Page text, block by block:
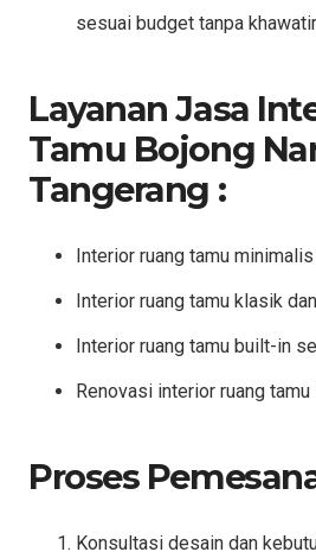
sesuai budget tanpa
Layanan Jasa
Tamu Bojong
Tangerang :
Interior ruang tamu
Interior ruang tamu klasik
Interior ruang tamu built-in
Renovasi interior ruang tamu
Proses
Konsultasi desain dan